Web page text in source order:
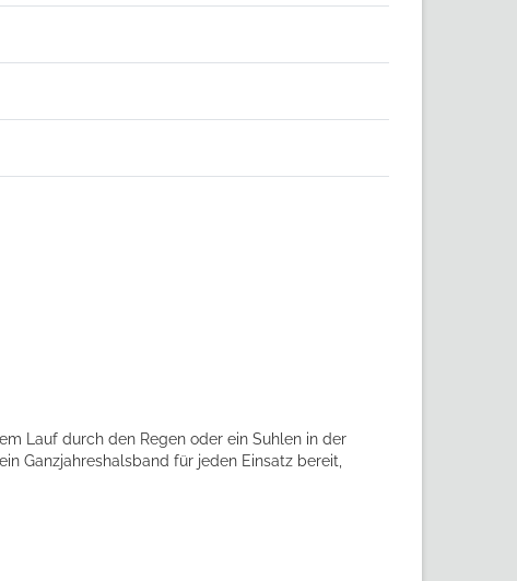
Lauf durch den Regen oder ein Suhlen in der
Ganzjahreshalsband für jeden Einsatz bereit,